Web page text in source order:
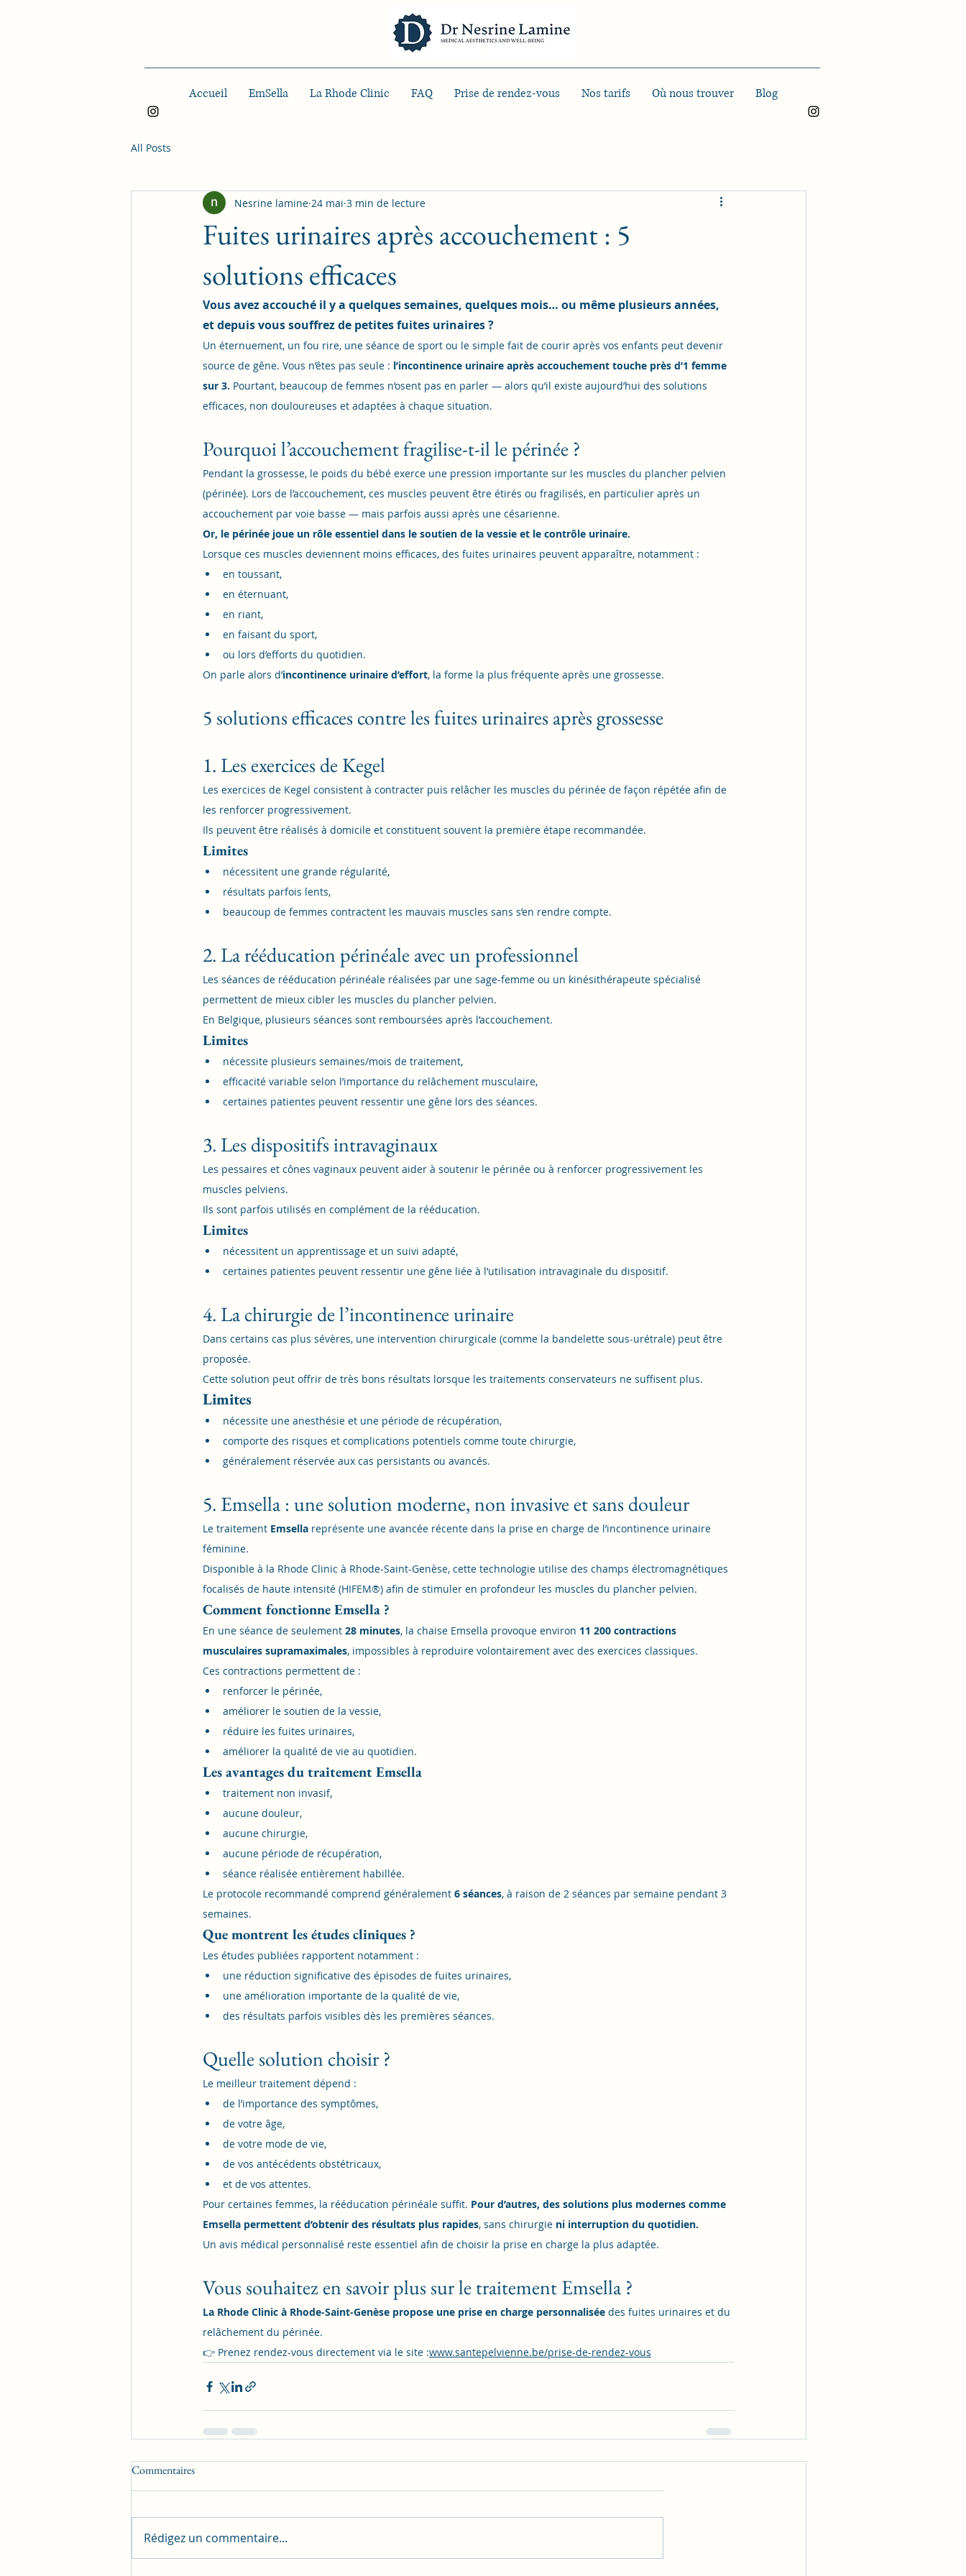
Accueil EmSella La Rhode Clinic FAQ Prise de rendez-vous Nos tarifs Où nous trouver Blog
All Posts
Fuites urinaires après accouchement : 5
solutions efficaces
Nesrine lamine 24 mai 3 min de lecture
Vous avez accouché il y a quelques semaines, quelques mois… ou même plusieurs années,
et depuis vous souffrez de petites fuites urinaires ?
Un éternuement, un fou rire, une séance de sport ou le simple fait de courir après vos enfants peut devenir
source de gêne. Vous n’êtes pas seule : l’incontinence urinaire après accouchement touche près d’1 femme
sur 3. Pourtant, beaucoup de femmes n’osent pas en parler — alors qu’il existe aujourd’hui des solutions
efficaces, non douloureuses et adaptées à chaque situation.
Pourquoi l’accouchement fragilise-t-il le périnée ?
Pendant la grossesse, le poids du bébé exerce une pression importante sur les muscles du plancher pelvien
(périnée). Lors de l’accouchement, ces muscles peuvent être étirés ou fragilisés, en particulier après un
accouchement par voie basse — mais parfois aussi après une césarienne.
Or, le périnée joue un rôle essentiel dans le soutien de la vessie et le contrôle urinaire.
Lorsque ces muscles deviennent moins efficaces, des fuites urinaires peuvent apparaître, notamment :
en toussant,
en éternuant,
en riant,
en faisant du sport,
ou lors d’efforts du quotidien.
On parle alors d’incontinence urinaire d’effort, la forme la plus fréquente après une grossesse.
5 solutions efficaces contre les fuites urinaires après grossesse
1. Les exercices de Kegel
Les exercices de Kegel consistent à contracter puis relâcher les muscles du périnée de façon répétée afin de
les renforcer progressivement.
Ils peuvent être réalisés à domicile et constituent souvent la première étape recommandée.
Limites
nécessitent une grande régularité,
résultats parfois lents,
beaucoup de femmes contractent les mauvais muscles sans s’en rendre compte.
2. La rééducation périnéale avec un professionnel
Les séances de rééducation périnéale réalisées par une sage-femme ou un kinésithérapeute spécialisé
permettent de mieux cibler les muscles du plancher pelvien.
En Belgique, plusieurs séances sont remboursées après l’accouchement.
Limites
nécessite plusieurs semaines/mois de traitement,
efficacité variable selon l’importance du relâchement musculaire,
certaines patientes peuvent ressentir une gêne lors des séances.
3. Les dispositifs intravaginaux
Les pessaires et cônes vaginaux peuvent aider à soutenir le périnée ou à renforcer progressivement les
muscles pelviens.
Ils sont parfois utilisés en complément de la rééducation.
Limites
nécessitent un apprentissage et un suivi adapté,
certaines patientes peuvent ressentir une gêne liée à l’utilisation intravaginale du dispositif.
4. La chirurgie de l’incontinence urinaire
Dans certains cas plus sévères, une intervention chirurgicale (comme la bandelette sous-urétrale) peut être
proposée.
Cette solution peut offrir de très bons résultats lorsque les traitements conservateurs ne suffisent plus.
Limites
nécessite une anesthésie et une période de récupération,
comporte des risques et complications potentiels comme toute chirurgie,
généralement réservée aux cas persistants ou avancés.
5. Emsella : une solution moderne, non invasive et sans douleur
Le traitement Emsella représente une avancée récente dans la prise en charge de l’incontinence urinaire
féminine.
Disponible à la Rhode Clinic à Rhode-Saint-Genèse, cette technologie utilise des champs électromagnétiques
focalisés de haute intensité (HIFEM®) afin de stimuler en profondeur les muscles du plancher pelvien.
Comment fonctionne Emsella ?
En une séance de seulement 28 minutes, la chaise Emsella provoque environ 11 200 contractions
musculaires supramaximales, impossibles à reproduire volontairement avec des exercices classiques.
Ces contractions permettent de :
renforcer le périnée,
améliorer le soutien de la vessie,
réduire les fuites urinaires,
améliorer la qualité de vie au quotidien.
Les avantages du traitement Emsella
traitement non invasif,
aucune douleur,
aucune chirurgie,
aucune période de récupération,
séance réalisée entièrement habillée.
Le protocole recommandé comprend généralement 6 séances, à raison de 2 séances par semaine pendant 3
semaines.
Que montrent les études cliniques ?
Les études publiées rapportent notamment :
une réduction significative des épisodes de fuites urinaires,
une amélioration importante de la qualité de vie,
des résultats parfois visibles dès les premières séances.
Quelle solution choisir ?
Le meilleur traitement dépend :
de l’importance des symptômes,
de votre âge,
de votre mode de vie,
de vos antécédents obstétricaux,
et de vos attentes.
Pour certaines femmes, la rééducation périnéale suffit. Pour d’autres, des solutions plus modernes comme
Emsella permettent d’obtenir des résultats plus rapides, sans chirurgie ni interruption du quotidien.
Un avis médical personnalisé reste essentiel afin de choisir la prise en charge la plus adaptée.
Vous souhaitez en savoir plus sur le traitement Emsella ?
La Rhode Clinic à Rhode-Saint-Genèse propose une prise en charge personnalisée des fuites urinaires et du
relâchement du périnée.
👉 Prenez rendez-vous directement via le site :www.santepelvienne.be/prise-de-rendez-vous
Commentaires
Rédigez un commentaire...